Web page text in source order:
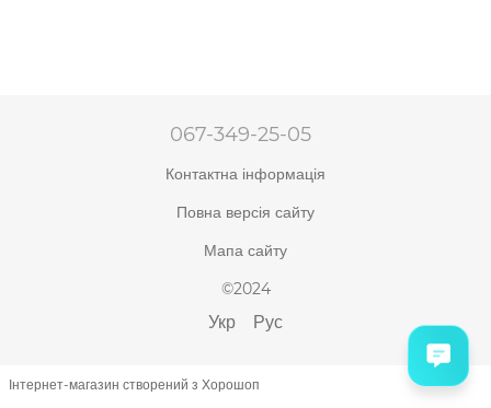
067-349-25-05
Контактна інформація
Повна версія сайту
Мапа сайту
©2024
Укр Рус
Інтернет-магазин створений з Хорошоп